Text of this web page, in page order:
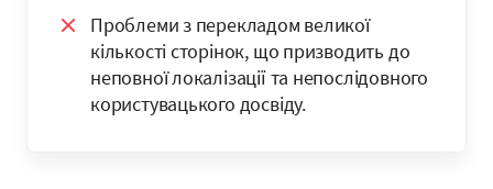
Проблеми з перекладом великої
кількості сторінок, що призводить до
неповної локалізації та непослідовного
користувацького досвіду.